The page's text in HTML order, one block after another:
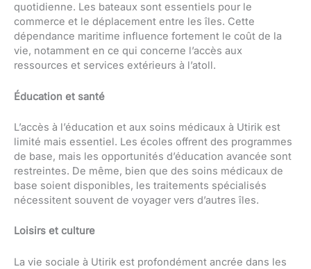
quotidienne. Les bateaux sont essentiels pour le
commerce et le déplacement entre les îles. Cette
dépendance maritime influence fortement le coût de la
vie, notamment en ce qui concerne l’accès aux
ressources et services extérieurs à l’atoll.
Éducation et santé
L’accès à l’éducation et aux soins médicaux à Utirik est
limité mais essentiel. Les écoles offrent des programmes
de base, mais les opportunités d’éducation avancée sont
restreintes. De même, bien que des soins médicaux de
base soient disponibles, les traitements spécialisés
nécessitent souvent de voyager vers d’autres îles.
Loisirs et culture
La vie sociale à Utirik est profondément ancrée dans les